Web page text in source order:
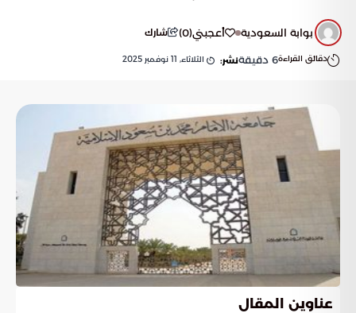
بوابة السعودية أعجبني(
0
) شارك
دقائق القراءة6 دقيقةنشر: الثلاثاء, 11 نوفمبر 2025
عناوين المقال